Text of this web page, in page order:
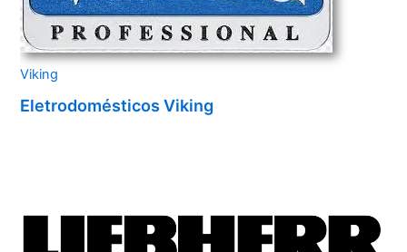
Viking
Eletrodomésticos Viking